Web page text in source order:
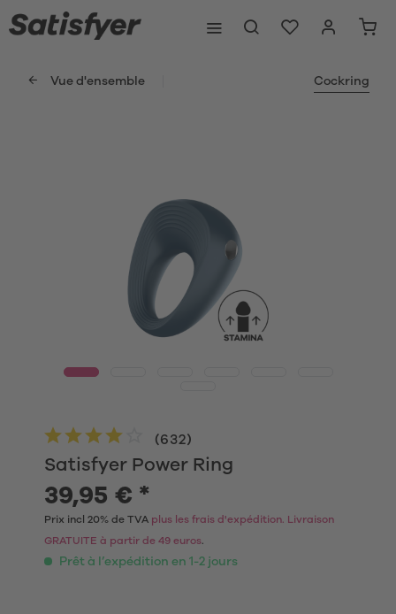
Vue d'ensemble Cockring
Satisfyer Power Ring
(632)
39,95 € *
Prix incl 20% de TVA plus les frais d'expédition. Livraison
GRATUITE à partir de 49 euros.
Prêt à l’expédition en 1-2 jours